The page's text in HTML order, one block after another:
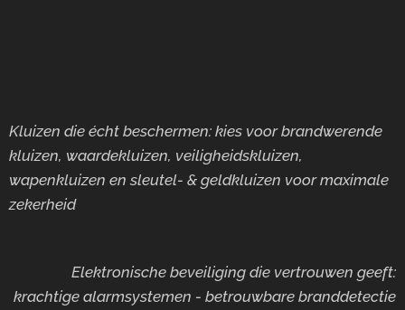
Kluizen die écht beschermen: kies voor brandwerende
kluizen, waardekluizen, veiligheidskluizen,
wapenkluizen en sleutel- & geldkluizen voor maximale
zekerheid
Elektronische beveiliging die vertrouwen geeft:
krachtige alarmsystemen - betrouwbare branddetectie